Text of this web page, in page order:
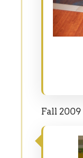
Fall 2009